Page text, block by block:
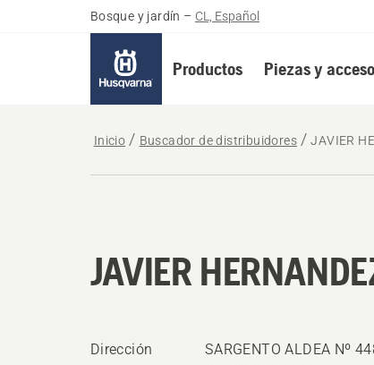
Bosque y jardín – CL, Español
Productos Piezas y
Inicio Buscador de distribuidores JAVIER
JAVIER
Dirección
SARGENTO ALDEA Nº